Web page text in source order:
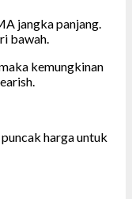
jangka panjang.
bawah.
kemungkinan
harga untuk